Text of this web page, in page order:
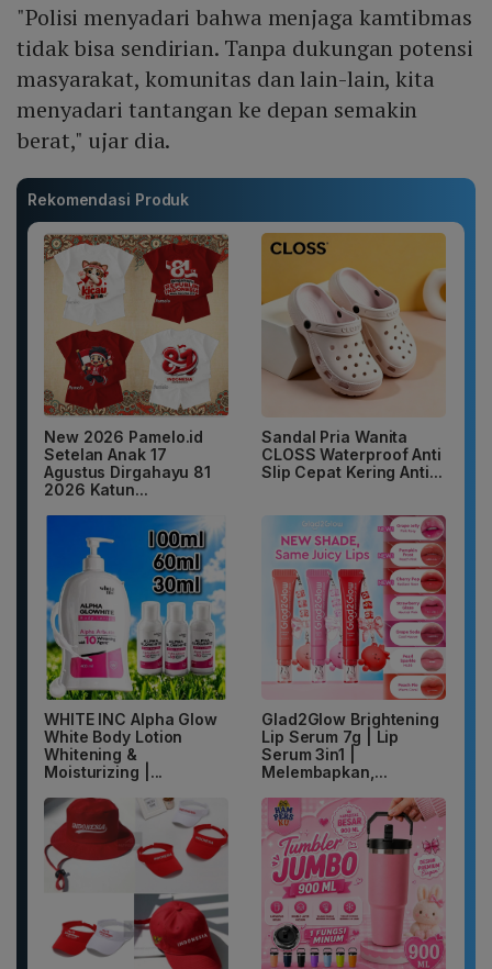
"Polisi menyadari bahwa menjaga kamtibmas
tidak bisa sendirian. Tanpa dukungan potensi
masyarakat, komunitas dan lain-lain, kita
menyadari tantangan ke depan semakin
berat," ujar dia.
Rekomendasi Produk
New 2026 Pamelo.id
Setelan Anak 17
Agustus Dirgahayu 81
2026 Katun...
Sandal Pria Wanita
CLOSS Waterproof Anti
Slip Cepat Kering Anti...
WHITE INC Alpha Glow
White Body Lotion
Whitening &
Moisturizing |...
Glad2Glow Brightening
Lip Serum 7g | Lip
Serum 3in1 |
Melembapkan,...